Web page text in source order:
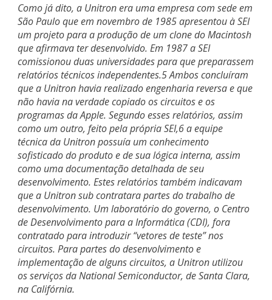
Como já dito, a Unitron era uma empresa com sede em
São Paulo que em novembro de 1985 apresentou à SEI
um projeto para a produção de um clone do Macintosh
que afirmava ter desenvolvido. Em 1987 a SEI
comissionou duas universidades para que preparassem
relatórios técnicos independentes.5 Ambos concluíram
que a Unitron havia realizado engenharia reversa e que
não havia na verdade copiado os circuitos e os
programas da Apple. Segundo esses relatórios, assim
como um outro, feito pela própria SEI,6 a equipe
técnica da Unitron possuía um conhecimento
sofisticado do produto e de sua lógica interna, assim
como uma documentação detalhada de seu
desenvolvimento. Estes relatórios também indicavam
que a Unitron sub contratara partes do trabalho de
desenvolvimento. Um laboratório do governo, o Centro
de Desenvolvimento para a Informática (CDI), fora
contratado para introduzir “vetores de teste” nos
circuitos. Para partes do desenvolvimento e
implementação de alguns circuitos, a Unitron utilizou
os serviços da National Semiconductor, de Santa Clara,
na Califórnia.